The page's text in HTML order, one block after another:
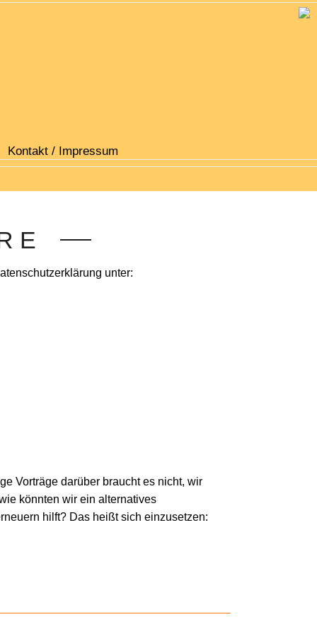
Kontakt / Impressum
unter:
Vorträge darüber braucht es nicht, wir
könnten wir ein alternatives
hilft? Das heißt sich einzusetzen: